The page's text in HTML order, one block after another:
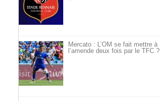
Mercato : L’OM se fait mettre à
l’amende deux fois par le TFC ?